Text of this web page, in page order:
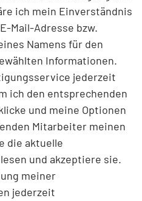
ich mein Einverständnis
Mail-Adresse bzw.
Namens für den
Informationen.
jederzeit
ich den entsprechenden
und meine Optionen
Mitarbeiter meinen
die aktuelle
und akzeptiere sie.
meiner
jederzeit